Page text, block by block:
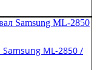
Samsung ML-2850 /